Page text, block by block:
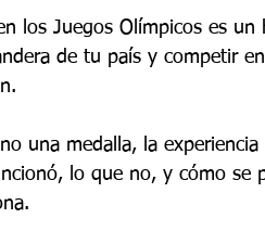
los Juegos Olímpicos es un
de tu país y competir
una medalla, la experiencia
lo que no, y cómo se